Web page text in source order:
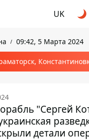
UK
09:42, 5 Марта 2024
"Сергей
детали